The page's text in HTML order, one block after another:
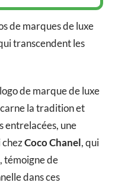
de marques de luxe
transcendent les
de marque de luxe
la tradition et
entrelacées, une
chezCoco Chanel, qui
témoigne de
dans ces